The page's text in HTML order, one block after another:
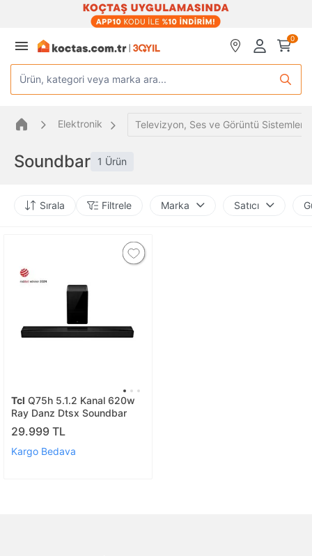
0
Ürün, kategori veya marka ara...
Elektronik Televizyon, Ses ve Görüntü Sistemleri
Soundbar 1 Ürün
Sırala Filtrele Marka Satıcı
Tcl Q75h 5.1.2 Kanal 620w
Ray Danz Dtsx Soundbar
29.999 TL
Kargo Bedava